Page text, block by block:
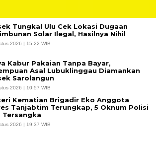
Tungkal Ulu Cek Lokasi Dugaan
Solar Ilegal, Hasilnya Nihil
2026 | 15:22 WIB
Kabur Pakaian Tanpa Bayar,
Asal Lubuklinggau Diamankan
Sarolangun
2026 | 10:57 WIB
Kematian Brigadir Eko Anggota
Tanjabtim Terungkap, 5 Oknum Polisi
Tersangka
2026 | 19:37 WIB